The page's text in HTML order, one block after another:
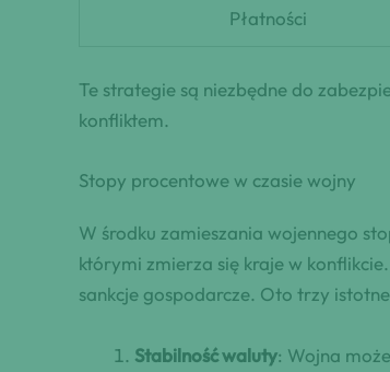
Płatności
Te strategie są niezbędne do
konfliktem.
Stopy procentowe w czasie wojny
W środku zamieszania wojennego
którymi zmierza się kraje w
sankcje gospodarcze. Oto trzy
Stabilność waluty: Wojna